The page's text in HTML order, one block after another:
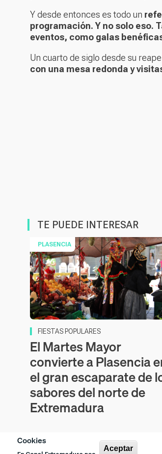
Cookies
Aceptar
Y desde entonces es todo un
programación. Y no solo eso.
eventos, como galas
Un cuarto de siglo desde su
con una mesa redonda y
TE PUEDE INTERESAR
PLASENCIA
FIESTAS POPULARES
El Martes Mayor
convierte a Plasencia
el gran escaparate de
sabores del norte de
Extremadura